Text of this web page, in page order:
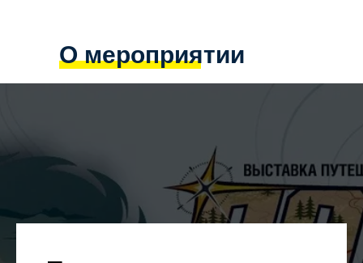
О мероприятии